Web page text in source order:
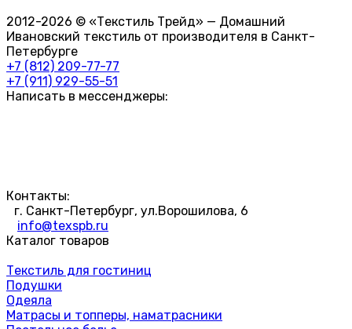
2012-2026 © «Текстиль Трейд» — Домашний
Ивановский текстиль от производителя в Санкт-
Петербурге
+7 (812) 209-77-77
+7 (911) 929-55-51
Написать в мессенджеры:
Контакты:
г. Санкт-Петербург, ул.Ворошилова, 6
info@texspb.ru
Каталог товаров
Текстиль для гостиниц
Подушки
Одеяла
Матрасы и топперы, наматрасники